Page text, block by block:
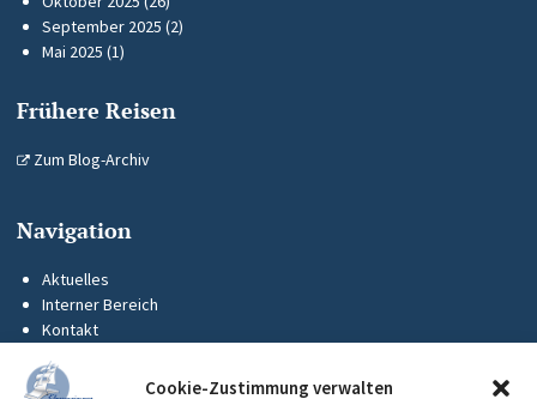
Cookie-Zustimmung verwalten
September 2025 (2)
Mai 2025 (1)
Frühere Reisen
Zum Blog-Archiv
Navigation
Aktuelles
Interner Bereich
Kontakt
Impressum